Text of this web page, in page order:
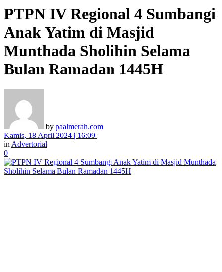
PTPN IV Regional 4 Sumbangi
Anak Yatim di Masjid
Munthada Sholihin Selama
Bulan Ramadan 1445H
by paalmerah.com
Kamis, 18 April 2024 | 16:09 |
in Advertorial
0